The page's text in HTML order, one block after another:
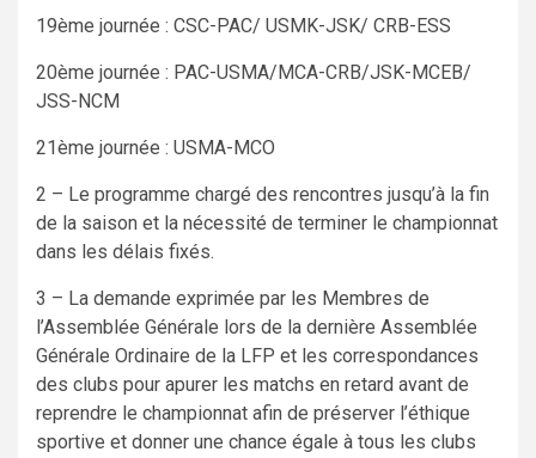
19ème journée : CSC-PAC/ USMK-JSK/ CRB-ESS
20ème journée : PAC-USMA/MCA-CRB/JSK-MCEB/
JSS-NCM
21ème journée : USMA-MCO
2 – Le programme chargé des rencontres jusqu’à la fin
de la saison et la nécessité de terminer le championnat
dans les délais fixés.
3 – La demande exprimée par les Membres de
l’Assemblée Générale lors de la dernière Assemblée
Générale Ordinaire de la LFP et les correspondances
des clubs pour apurer les matchs en retard avant de
reprendre le championnat afin de préserver l’éthique
sportive et donner une chance égale à tous les clubs